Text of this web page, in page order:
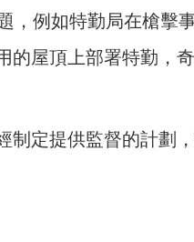
，例如特勤局在槍擊
的屋頂上部署特勤，
制定提供監督的計劃